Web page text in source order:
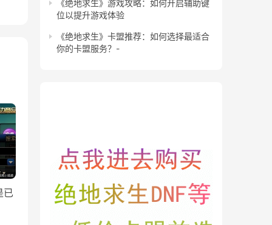
已
《绝地求生》游戏攻略：如何开启辅助键
位以提升游戏体验
《绝地求生》卡盟推荐：如何选择最适合
你的卡盟服务？-